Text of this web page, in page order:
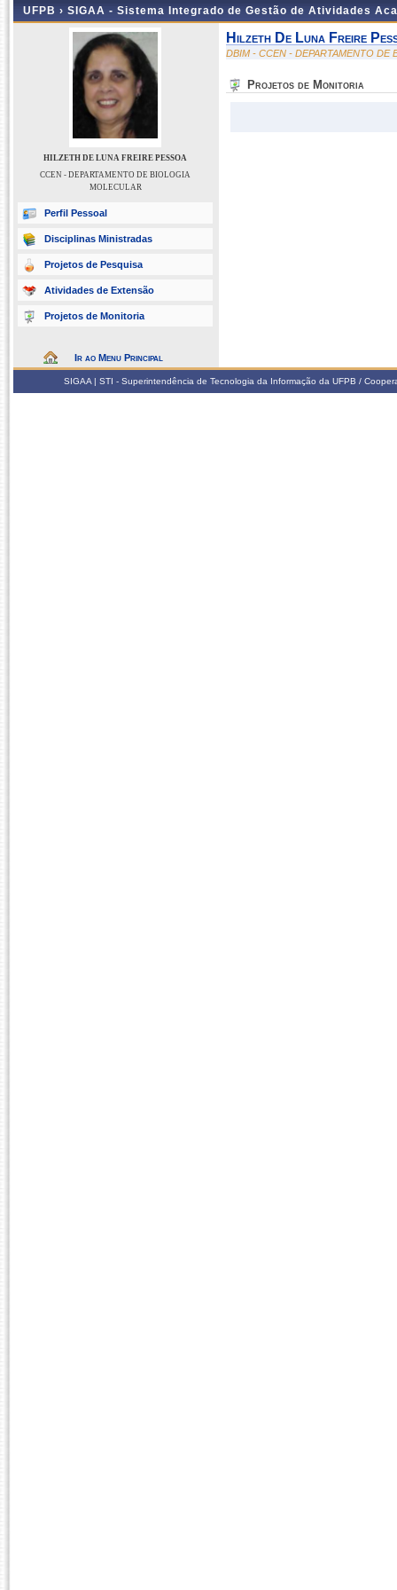
UFPB › SIGAA - Sistema Integrado de Gestão de Atividades
HILZETH DE LUNA FREIRE PESSOA
CCEN - DEPARTAMENTO DE BIOLOGIA
MOLECULAR
Perfil Pessoal
Disciplinas Ministradas
Projetos de Pesquisa
Atividades de Extensão
Projetos de Monitoria
Ir ao Menu Principal
Hilzeth De Luna Freire
DBIM - CCEN - DEPARTAMENTO DE
Projetos de Monitoria
SIGAA | STI - Superintendência de Tecnologia da Informação da UFPB /